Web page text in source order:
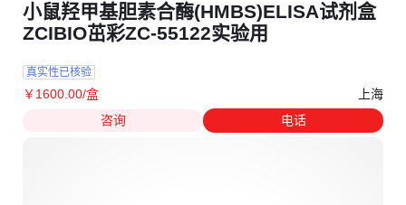
小鼠羟甲基胆素合酶(HMBS)ELISA试剂盒
ZCIBIO茁彩ZC-55122实验用
真实性已核验
￥ 1600 .00/盒
上海
咨询
电话